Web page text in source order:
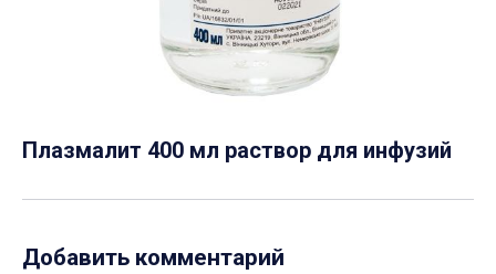
Плазмалит 400 мл раствор для инфузий
Добавить комментарий